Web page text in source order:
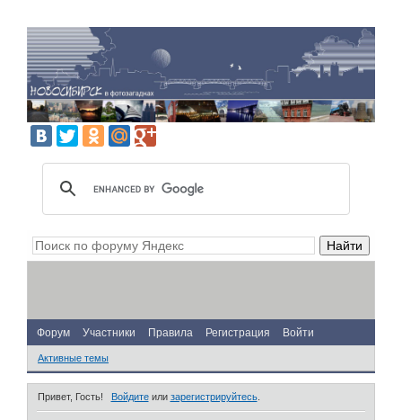
Форум Участники Правила Регистрация Войти
Активные темы
Привет, Гость! Войдитеили зарегистрируйтесь.